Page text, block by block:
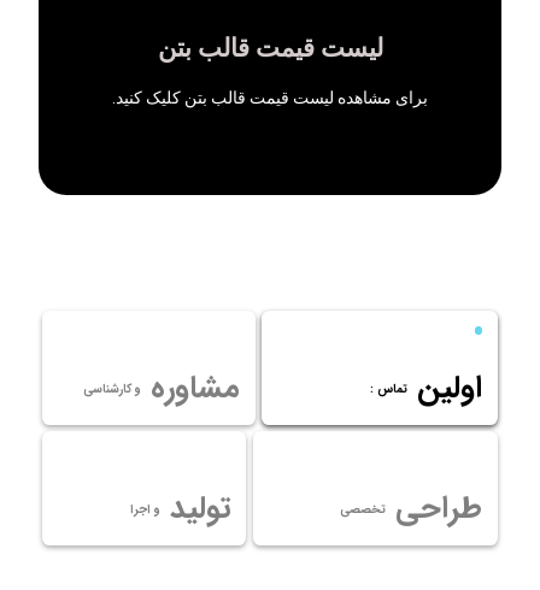
لیست قیمت قالب بتن
برای مشاهده لیست قیمت قالب بتن کلیک کنید.
ماشین حساب آنلاین قالب بتن
برای محاسبه آنلاین وزن و قیمت قالب بتن کلیک کنید
اولین تماس : مشاوره و کارشناسی
طراحی تخصصی تولید و اجرا